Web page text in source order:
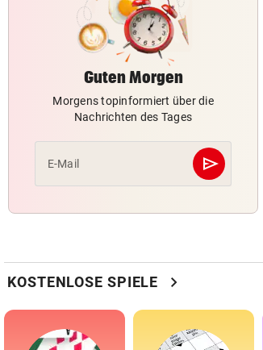
Guten Morgen
Morgens topinformiert über die
Nachrichten des Tages
E-Mail send
Abschicken
KOSTENLOSE SPIELE chevron_right